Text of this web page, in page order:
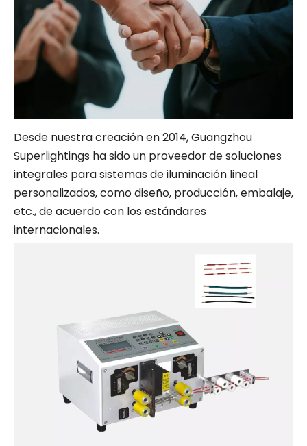
Desde nuestra creación en 2014, Guangzhou
Superlightings ha sido un proveedor de soluciones
integrales para sistemas de iluminación lineal
personalizados, como diseño, producción, embalaje,
etc., de acuerdo con los estándares
internacionales.